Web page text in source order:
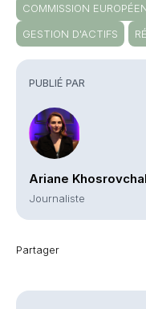
PUBLIÉ PAR
Ariane
Journaliste
Partager
COMMISSION
GESTION D'ACTIFS